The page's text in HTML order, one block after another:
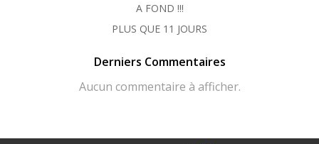
A FOND !!!
PLUS QUE 11 JOURS
Derniers Commentaires
Aucun commentaire à afficher.